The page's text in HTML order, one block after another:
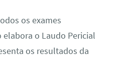
os exames
o Laudo Pericial
os resultados da